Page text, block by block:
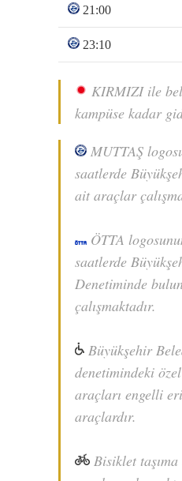
21:00
23:10
KIRMIZI ile
kampüse kadar
MUTTAŞ
saatlerde
ait araçlar
ÖTTA
saatlerde
Denetiminde
çalışmaktadır.
Büyükşehir
denetimindeki
araçları engelli
araçlardır.
Bisiklet